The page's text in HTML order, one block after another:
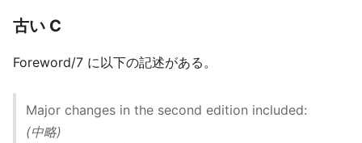
古い C
Foreword/7 に以下の記述がある。
Major changes in the second edition included:
(中略)